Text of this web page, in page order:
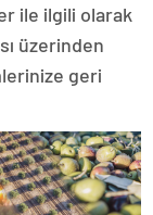
ile ilgili olarak
üzerinden
geri